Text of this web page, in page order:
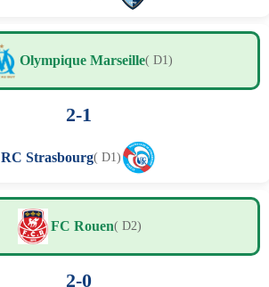
Olympique Marseille( D1)
2-1
RC Strasbourg( D1)
FC Rouen( D2)
2-0